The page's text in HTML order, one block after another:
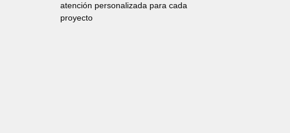
atención personalizada para cada
proyecto